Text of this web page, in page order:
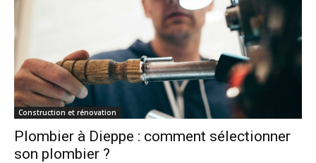
Construction et rénovation
Plombier à Dieppe : comment sélectionner
son plombier ?